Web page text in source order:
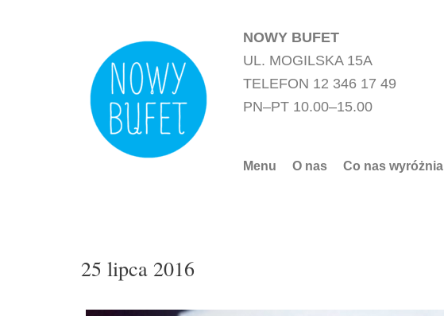
NOWY BUFET
UL. MOGILSKA 15A
TELEFON 12 346 17 49
PN–PT 10.00–15.00
Menu O nas Co nas wyróżnia
25 lipca 2016